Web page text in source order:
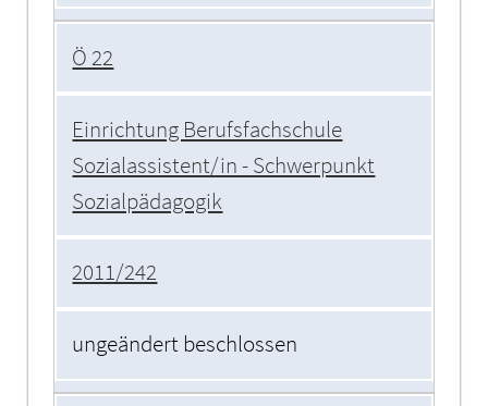
Ö 22
Einrichtung Berufsfachschule
Sozialassistent/in - Schwerpunkt
Sozialpädagogik
2011/242
ungeändert beschlossen